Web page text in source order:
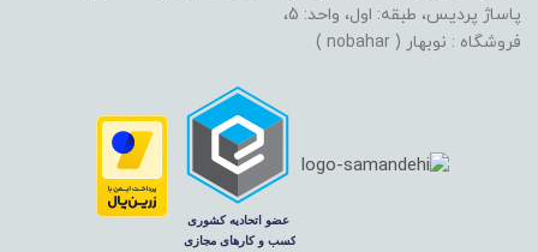
پاساژ پردیس، طبقه: اول، واحد: 5،
فروشگاه : نوبهار ( nobahar )